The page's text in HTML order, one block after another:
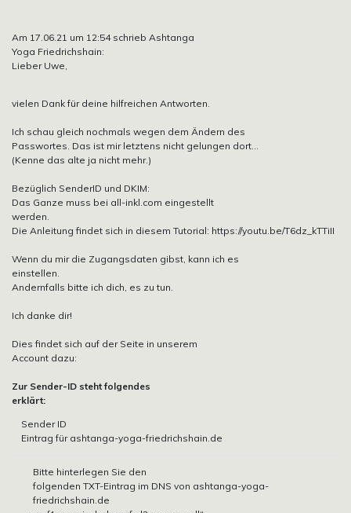
Am 17.06.21 um 12:54 schrieb Ashtanga
Yoga Friedrichshain:
Lieber Uwe,
vielen Dank für deine hilfreichen Antworten.
Ich schau gleich nochmals wegen dem Ändern des
Passwortes. Das ist mir letztens nicht gelungen dort…
(Kenne das alte ja nicht mehr.)
Bezüglich SenderID und DKIM:
Das Ganze muss bei all-inkl.com eingestellt
werden.
Die Anleitung findet sich in diesem Tutorial: https://youtu.be/T6dz_kTTiII
Wenn du mir die Zugangsdaten gibst, kann ich es
einstellen.
Andernfalls bitte ich dich, es zu tun.
Ich danke dir!
Dies findet sich auf der Seite in unserem
Account dazu:
Zur Sender-ID steht folgendes
erklärt:
Sender ID
Eintrag für ashtanga-yoga-friedrichshain.de
Bitte hinterlegen Sie den
folgenden TXT-Eintrag im DNS von ashtanga-yoga-
friedrichshain.de